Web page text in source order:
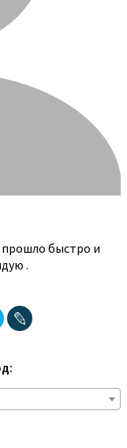
быстро и
.